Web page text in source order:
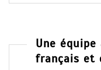
Une
français et